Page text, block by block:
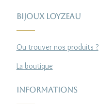
Bijoux Loyzeau
Ou trouver nos produits ?
La boutique
Informations